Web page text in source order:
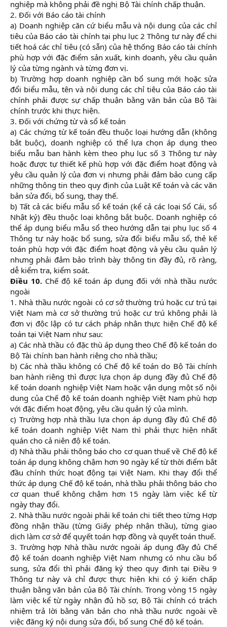
nghiệp mà không phải đề nghị Bộ Tài chính chấp thuận.
2. Đối với Báo cáo tài chính
a) Doanh nghiệp căn cứ biểu mẫu và nội dung của các chỉ
tiêu của Báo cáo tài chính tại phụ lục 2 Thông tư này để chi
tiết hoá các chỉ tiêu (có sẵn) của hệ thống Báo cáo tài chính
phù hợp với đặc điểm sản xuất, kinh doanh, yêu cầu quản
lý của từng ngành và từng đơn vị.
b) Trường hợp doanh nghiệp cần bổ sung mới hoặc sửa
đổi biểu mẫu, tên và nội dung các chỉ tiêu của Báo cáo tài
chính phải được sự chấp thuận bằng văn bản của Bộ Tài
chính trước khi thực hiện.
3. Đối với chứng từ và sổ kế toán
a) Các chứng từ kế toán đều thuộc loại hướng dẫn (không
bắt buộc), doanh nghiệp có thể lựa chọn áp dụng theo
biểu mẫu ban hành kèm theo phụ lục số 3 Thông tư này
hoặc được tự thiết kế phù hợp với đặc điểm hoạt động và
yêu cầu quản lý của đơn vị nhưng phải đảm bảo cung cấp
những thông tin theo quy định của Luật Kế toán và các văn
bản sửa đổi, bổ sung, thay thế.
b) Tất cả các biểu mẫu sổ kế toán (kể cả các loại Sổ Cái, sổ
Nhật ký) đều thuộc loại không bắt buộc. Doanh nghiệp có
thể áp dụng biểu mẫu sổ theo hướng dẫn tại phụ lục số 4
Thông tư này hoặc bổ sung, sửa đổi biểu mẫu sổ, thẻ kế
toán phù hợp với đặc điểm hoạt động và yêu cầu quản lý
nhưng phải đảm bảo trình bày thông tin đầy đủ, rõ ràng,
dễ kiểm tra, kiểm soát.
Điều 10. Chế độ kế toán áp dụng đối với nhà thầu nước
ngoài
1. Nhà thầu nước ngoài có cơ sở thường trú hoặc cư trú tại
Việt Nam mà cơ sở thường trú hoặc cư trú không phải là
đơn vị độc lập có tư cách pháp nhân thực hiện Chế độ kế
toán tại Việt Nam như sau:
a) Các nhà thầu có đặc thù áp dụng theo Chế độ kế toán do
Bộ Tài chính ban hành riêng cho nhà thầu;
b) Các nhà thầu không có Chế độ kế toán do Bộ Tài chính
ban hành riêng thì được lựa chọn áp dụng đầy đủ Chế độ
kế toán doanh nghiệp Việt Nam hoặc vận dụng một số nội
dung của Chế độ kế toán doanh nghiệp Việt Nam phù hợp
với đặc điểm hoạt động, yêu cầu quản lý của mình.
c) Trường hợp nhà thầu lựa chọn áp dụng đầy đủ Chế độ
kế toán doanh nghiệp Việt Nam thì phải thực hiện nhất
quán cho cả niên độ kế toán.
d) Nhà thầu phải thông báo cho cơ quan thuế về Chế độ kế
toán áp dụng không chậm hơn 90 ngày kể từ thời điểm bắt
đầu chính thức hoạt động tại Việt Nam. Khi thay đổi thể
thức áp dụng Chế độ kế toán, nhà thầu phải thông báo cho
cơ quan thuế không chậm hơn 15 ngày làm việc kể từ
ngày thay đổi.
2. Nhà thầu nước ngoài phải kế toán chi tiết theo từng Hợp
đồng nhận thầu (từng Giấy phép nhận thầu), từng giao
dịch làm cơ sở để quyết toán hợp đồng và quyết toán thuế.
3. Trường hợp Nhà thầu nước ngoài áp dụng đầy đủ Chế
độ kế toán doanh nghiệp Việt Nam nhưng có nhu cầu bổ
sung, sửa đổi thì phải đăng ký theo quy định tại Điều 9
Thông tư này và chỉ được thực hiện khi có ý kiến chấp
thuận bằng văn bản của Bộ Tài chính. Trong vòng 15 ngày
làm việc kể từ ngày nhận đủ hồ sơ, Bộ Tài chính có trách
nhiệm trả lời bằng văn bản cho nhà thầu nước ngoài về
việc đăng ký nội dung sửa đổi, bổ sung Chế độ kế toán.​